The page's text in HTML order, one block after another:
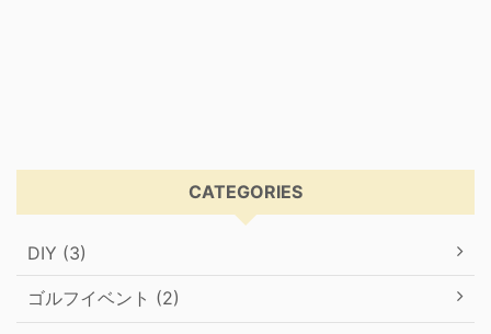
CATEGORIES
DIY (3)
ゴルフイベント (2)